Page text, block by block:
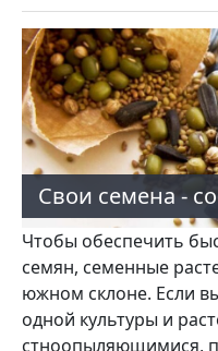
Свои семена -
Чтобы обеспечить
семян, семенные
южном склоне. Если
одной культуры и
стноопыляющимися,